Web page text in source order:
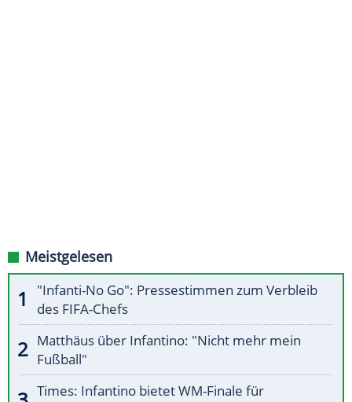
Meistgelesen
"Infanti-No Go": Pressestimmen zum Verbleib
des FIFA-Chefs
Matthäus über Infantino: "Nicht mehr mein
Fußball"
Times: Infantino bietet WM-Finale für